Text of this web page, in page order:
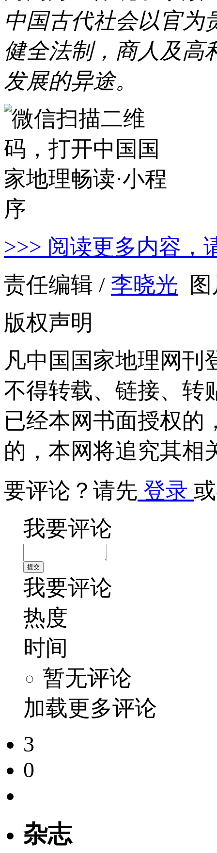
中国古代社会以官为
健全法制，商人及高
发展的异途。
>>> 阅读更多内容，
责任编辑 / 李晓光
版权声明
凡中国国家地理网刊
不得转载、链接、转
已经本网书面授权的
的，本网将追究其相
要评论？请先 登录
我要评论
我要评论
热度
时间
暂无评论
加载更多评论
3
0
杂志